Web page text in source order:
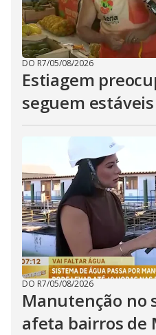
DO R7/05/08/2026
Estiagem
seguem
DO R7/05/08/2026
Manutenção no
afeta bairros de